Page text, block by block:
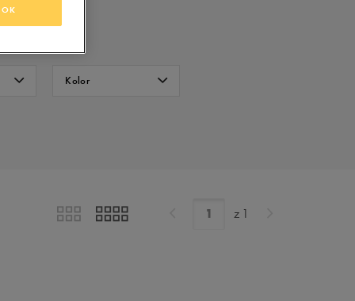
Kolor
z 1
OK